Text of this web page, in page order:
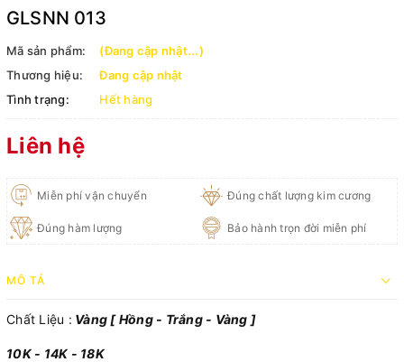
GLSNN 013
Mã sản phẩm:
(Đang cập nhật...)
Thương hiệu:
Đang cập nhật
Tình trạng:
Hết hàng
Liên hệ
Miễn phí vận chuyển Đúng chất lượng kim cương
Đúng hàm lượng Bảo hành trọn đời miễn phí
MÔ TẢ
Chất Liệu : Vàng [ Hồng - Trắng - Vàng ]
10K - 14K - 18K